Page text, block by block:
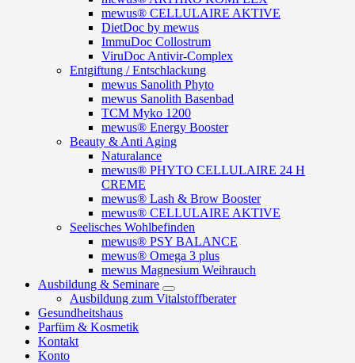
mewus® CELLULAIRE AKTIVE
DietDoc by mewus
ImmuDoc Collostrum
ViruDoc Antivir-Complex
Entgiftung / Entschlackung
mewus Sanolith Phyto
mewus Sanolith Basenbad
TCM Myko 1200
mewus® Energy Booster
Beauty & Anti Aging
Naturalance
mewus® PHYTO CELLULAIRE 24 H
CREME
mewus® Lash & Brow Booster
mewus® CELLULAIRE AKTIVE
Seelisches Wohlbefinden
mewus® PSY BALANCE
mewus® Omega 3 plus
mewus Magnesium Weihrauch
Ausbildung & Seminare
Ausbildung zum Vitalstoffberater
Gesundheitshaus
Parfüm & Kosmetik
Kontakt
Konto